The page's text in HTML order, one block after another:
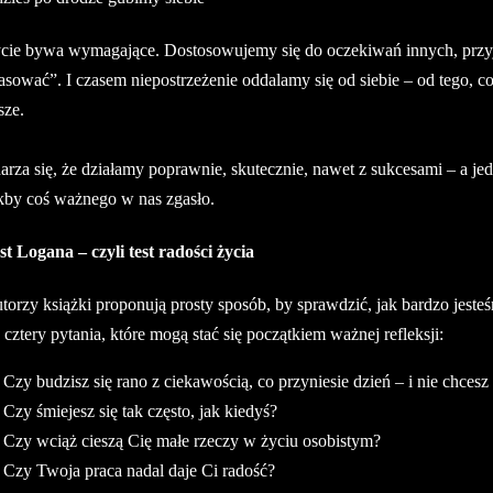
bywa wymagające. Dostosowujemy się do oczekiwań innych,
I czasem niepostrzeżenie oddalamy się od siebie – od tego,
się, że działamy poprawnie, skutecznie, nawet z sukcesami – a
coś ważnego w nas zgasło.
Logana – czyli test radości życia
książki proponują prosty sposób, by sprawdzić, jak bardzo
cztery pytania, które mogą stać się początkiem ważnej refleksji:
budzisz się rano z ciekawością, co przyniesie dzień – i nie chcesz
śmiejesz się tak często, jak kiedyś?
wciąż cieszą Cię małe rzeczy w życiu osobistym?
Twoja praca nadal daje Ci radość?